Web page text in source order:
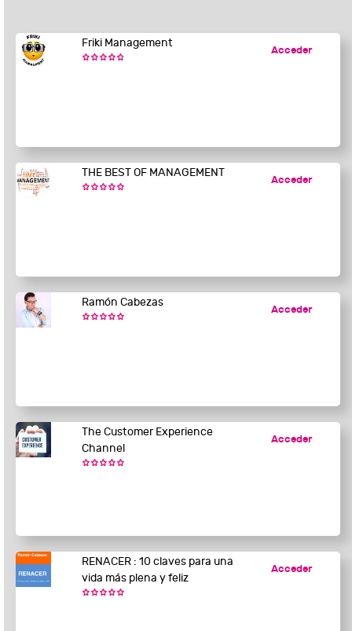
Friki Management
Acceder
THE BEST OF MANAGEMENT
Acceder
Ramón Cabezas
Acceder
The Customer Experience
Channel
Acceder
RENACER : 10 claves para una
vida más plena y feliz
Acceder